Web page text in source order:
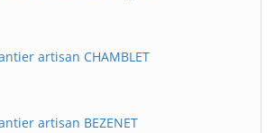
artisan CHAMBLET
artisan BEZENET